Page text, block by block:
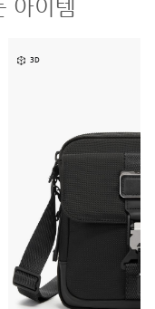
아이템
3D